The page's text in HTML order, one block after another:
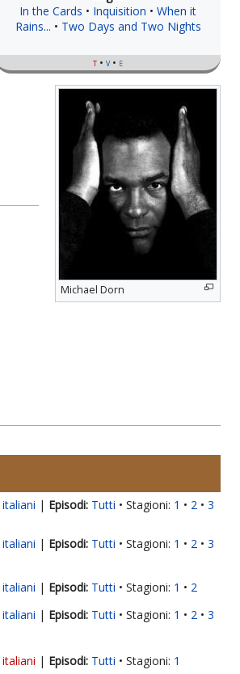
In the Cards
Inquisition
When it
Rains...
Two Days and Two Nights
t v e
Michael Dorn
| Tutti Stagioni: 1 2
3
| Tutti Stagioni: 1 2
3
| Tutti Stagioni: 1
2
| Tutti Stagioni: 1 2
3
| Tutti Stagioni: 1